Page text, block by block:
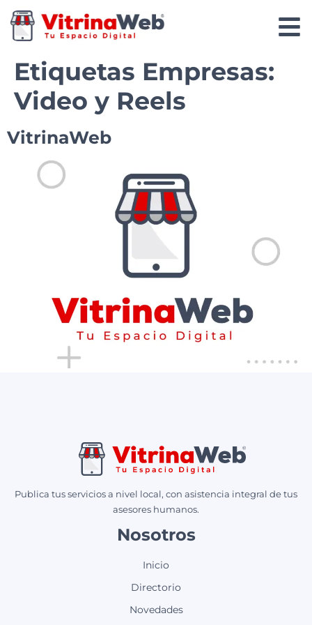
Etiquetas Empresas:
Video y Reels
VitrinaWeb
Publica tus servicios a nivel local, con asistencia integral de tus
asesores humanos.
Nosotros
Inicio
Directorio
Novedades